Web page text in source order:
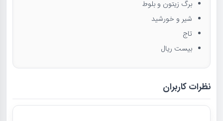
برگ زیتون و بلوط
شیر و خورشید
تاج
بیست ریال
نظرات کاربران